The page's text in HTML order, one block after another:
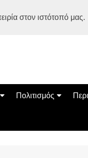
στον ιστότοπό μας.
Πολιτισμός
Εκδηλώσεις